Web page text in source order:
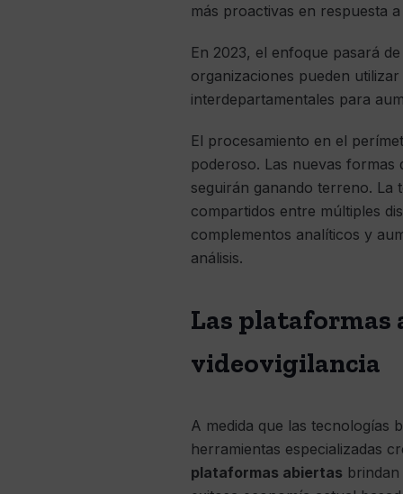
más proactivas en respuesta
En 2023, el enfoque pasará
organizaciones pueden
interdepartamentales para
El procesamiento en el
poderoso. Las nuevas
seguirán ganando terreno.
compartidos entre múltiples
complementos analíticos y
análisis.
Las plataformas
videovigilancia
A medida que las tecnologías
herramientas especializadas
plataformas abiertas